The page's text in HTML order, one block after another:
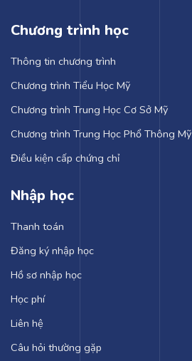
Chương trình học
Thông tin chương trình
Chương trình Tiểu Học Mỹ
Chương trình Trung Học Cơ Sở Mỹ
Chương trình Trung Học Phổ Thông Mỹ
Điều kiện cấp chứng chỉ
Nhập học
Thanh toán
Đăng ký nhập học
Hồ sơ nhập học
Học phí
Liên hệ
Câu hỏi thường gặp